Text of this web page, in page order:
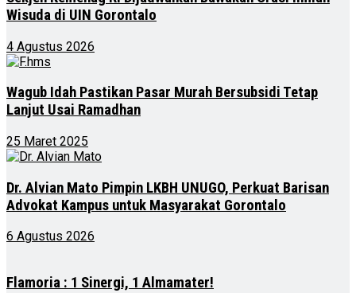
Wisuda di UIN Gorontalo
4 Agustus 2026
Wagub Idah Pastikan Pasar Murah Bersubsidi Tetap
Lanjut Usai Ramadhan
25 Maret 2025
Dr. Alvian Mato Pimpin LKBH UNUGO, Perkuat Barisan
Advokat Kampus untuk Masyarakat Gorontalo
6 Agustus 2026
Flamoria : 1 Sinergi, 1 Almamater!